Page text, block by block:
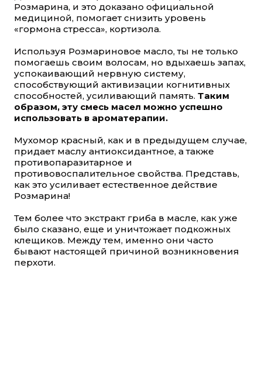
Розмарина, и это доказано официальной
медициной, помогает снизить уровень
«гормона стресса», кортизола.
Используя Розмариновое масло, ты не только
помогаешь своим волосам, но вдыхаешь запах,
успокаивающий нервную систему,
способствующий активизации когнитивных
способностей, усиливающий память. Таким
образом, эту смесь масел можно успешно
использовать в ароматерапии.
Мухомор красный, как и в предыдущем случае,
придает маслу антиоксидантное, а также
противопаразитарное и
противовоспалительное свойства. Представь,
как это усиливает естественное действие
Розмарина!
Тем более что экстракт гриба в масле, как уже
было сказано, еще и уничтожает подкожных
клещиков. Между тем, именно они часто
бывают настоящей причиной возникновения
перхоти.